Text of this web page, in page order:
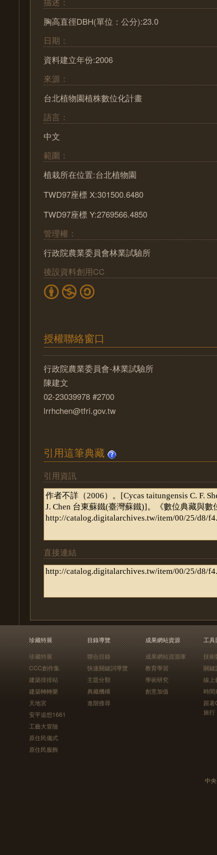
胸高直徑DBH(單位：公分):23.0
日期：
資料建立年份:2006
來源：
台北植物園植株數位化計畫
語言：
中文
範圍：
植栽所在位置:台北植物園
TWD97座標 X:301500.6480
TWD97座標 Y:2769566.4850
管理權：
行政院農業委員會林業試驗所
後設資料創用CC
授權聯絡窗口
行政院農業委員會-林業試驗所
陳建文
02-23039978 #2700
lrrhchen@tfri.gov.tw
引用這筆典藏
引用資訊
直接連結
珍藏特展
珍藏特展
CCC創作集
建築排排站
建築轉轉樂
天地宮
安平追想1661
工藝大冒險
原住民儀式
原住民服飾
目錄導覽
聯合目錄
快速關鍵詞導覽
主題分類
典藏機構
進階搜尋
成果網站資源
成果網站資源庫
教育學習
學術研究
創意加值
工具
技術
關鍵
線上
時間
跟
旅行
中